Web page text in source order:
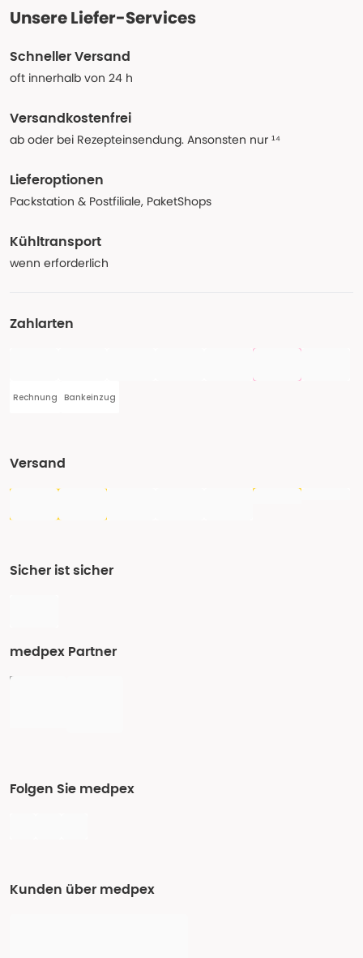
Unsere Liefer-Services
Schneller Versand
oft innerhalb von 24 h
Versandkostenfrei
ab oder bei Rezepteinsendung. Ansonsten nur ¹⁴
Lieferoptionen
Packstation & Postfiliale, PaketShops
Kühltransport
wenn erforderlich
Zahlarten
Rechnung Bankeinzug
Versand
Sicher ist sicher
medpex Partner
Folgen Sie medpex
Kunden über medpex